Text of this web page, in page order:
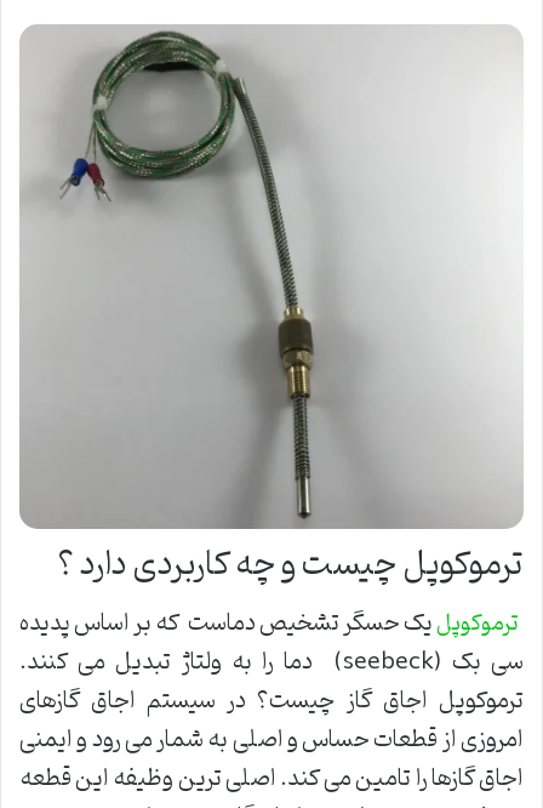
ترموکوپل چیست و چه کاربردی دارد ؟
ترموکوپلیک حسگر تشخیص دماست که بر اساس پدیده
سی بک (seebeck) دما را به ولتاژ تبدیل می کنند.
ترموکوپل اجاق گاز چیست؟ در سیستم اجاق گازهای
امروزی از قطعات حساس و اصلی به شمار می رود و ایمنی
اجاق گازها را تامین می کند. اصلی ترین وظیفه این قطعه